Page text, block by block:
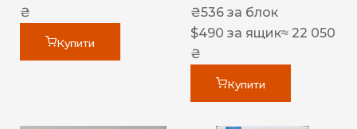
₴
Купити
₴536 за блок
$490 за ящик≈ 22 050
₴
Купити